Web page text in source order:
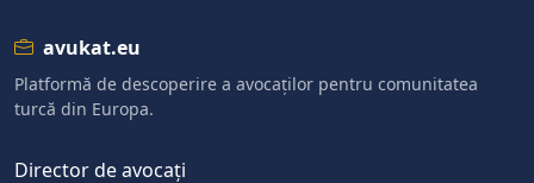
avukat.eu
Platformă de descoperire a avocaților pentru comunitatea
turcă din Europa.
Director de avocați